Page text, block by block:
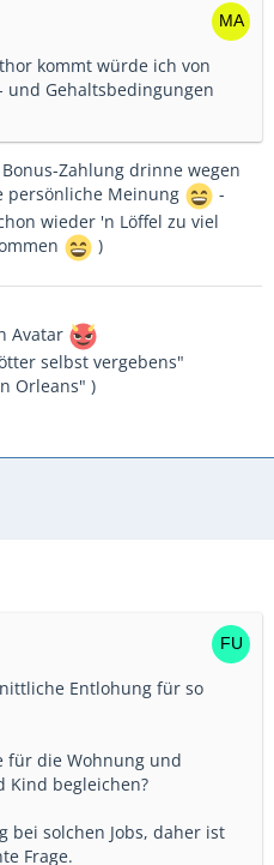
kommt würde ich von
Gehaltsbedingungen
Zahlung drinne wegen
persönliche Meinung
-
wieder 'n Löffel zu viel
)
Avatar
selbst vergebens"
Orleans" )
Entlohung für so
für die Wohnung und
Kind begleichen?
solchen Jobs, daher ist
Frage.